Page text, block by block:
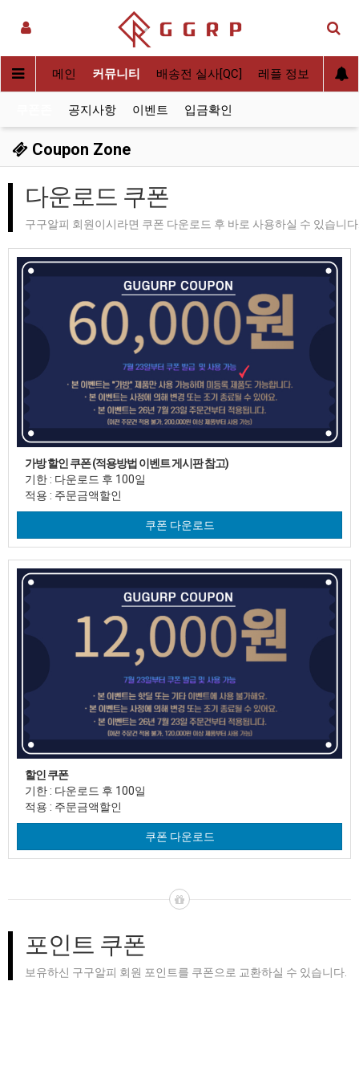
메인 커뮤니티 배송전 실사[QC] 레플 정보 후기
공지사항 이벤트 입금확인
Coupon Zone
다운로드 쿠폰
구구알피 회원이시라면 쿠폰 다운로드 후 바로 사용하실 수 있습니
가방 할인 쿠폰 (적용방법 이벤트 게시판 참고)
기한 : 다운로드 후 100일
적용 : 주문금액할인
쿠폰 다운로드
할인 쿠폰
기한 : 다운로드 후 100일
적용 : 주문금액할인
쿠폰 다운로드
포인트 쿠폰
보유하신 구구알피 회원 포인트를 쿠폰으로 교환하실 수 있습니다.